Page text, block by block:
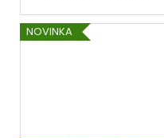
NOVINKA